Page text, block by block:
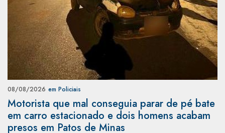
08/08/2026 em Policiais
Motorista que mal conseguia parar de pé bate
em carro estacionado e dois homens acabam
presos em Patos de Minas